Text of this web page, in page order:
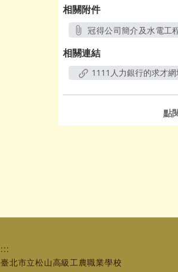
相關附件
冠得公司簡介及水電工
相關連結
1111人力銀行的求才網
點
:::
臺北市立松山高級工農職業學校